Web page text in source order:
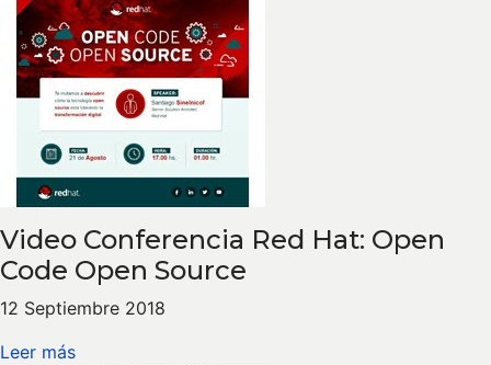
Video Conferencia Red Hat: Open
Code Open Source
12 Septiembre 2018
Leer más